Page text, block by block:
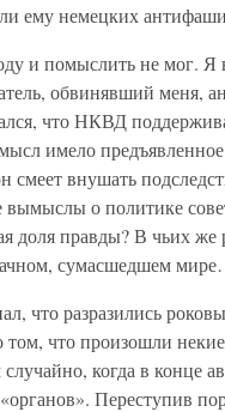
ему немецких
и помыслить не мог.
обвинявший меня,
что НКВД
имело
смеет внушать
о политике
доля правды? В чьих же
сумасшедшем
что разразились
том, что произошли
когда в конце
Переступив